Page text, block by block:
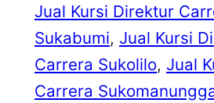
Jual Kursi Direktur
Sukabumi, Jual Kursi
Carrera Sukolilo, Jual
Carrera